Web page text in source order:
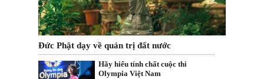
Đức Phật dạy về quản trị đất nước
Hãy hiểu tính chất cuộc thi
Olympia Việt Nam